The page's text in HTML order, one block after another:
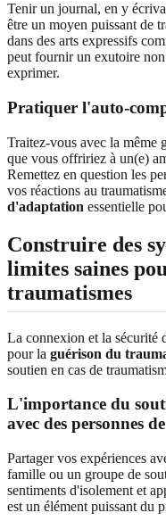
Tenir un journal, en y
être un moyen puissant de
dans des arts expressifs
peut fournir un exutoire
exprimer.
Pratiquer l'auto-
Traitez-vous avec la même
que vous offririez à un(e)
Remettez en question les
vos réactions au
d'adaptation essentielle
Construire des
limites saines
traumatismes
La connexion et la sécurité
pour la guérison du
soutien en cas de
L'importance du
avec des personnes
Partager vos expériences
famille ou un groupe de
sentiments d'isolement et
est un élément puissant du